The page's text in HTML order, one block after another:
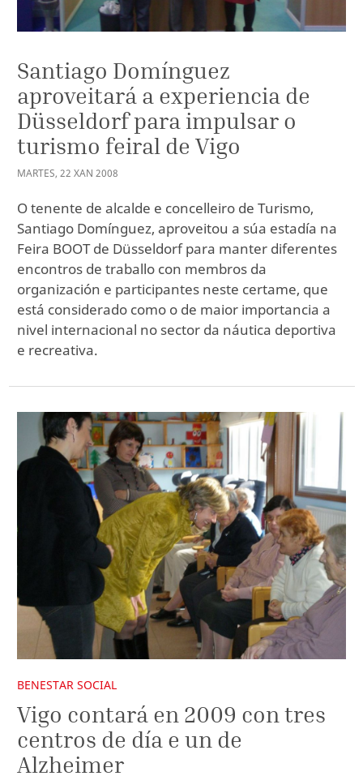
Santiago Domínguez
aproveitará a experiencia de
Düsseldorf para impulsar o
turismo feiral de Vigo
MARTES, 22 XAN 2008
O tenente de alcalde e concelleiro de Turismo,
Santiago Domínguez, aproveitou a súa estadía na
Feira BOOT de Düsseldorf para manter diferentes
encontros de traballo con membros da
organización e participantes neste certame, que
está considerado como o de maior importancia a
nivel internacional no sector da náutica deportiva
e recreativa.
BENESTAR SOCIAL
Vigo contará en 2009 con tres
centros de día e un de
Alzheimer